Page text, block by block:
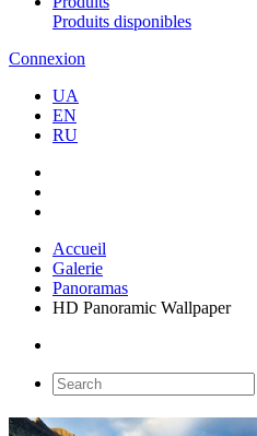
Produits disponibles
Connexion
UA
EN
RU
Accueil
Galerie
Panoramas
HD Panoramic Wallpaper